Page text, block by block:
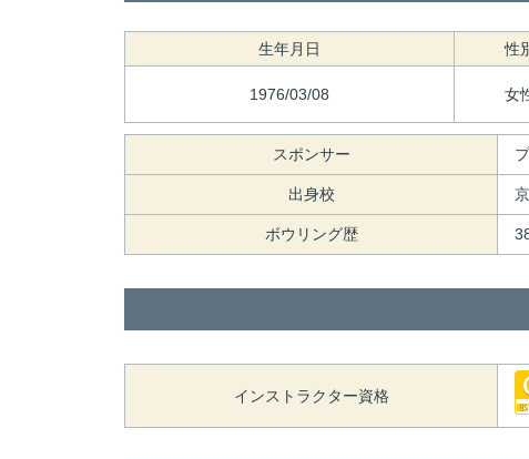
生年月日 性
1976/03/08 女
スポンサー
出身校
ボウリング歴
インストラクター資格